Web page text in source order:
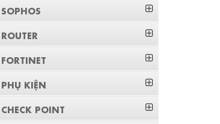
SOPHOS
ROUTER
FORTINET
PHỤ KIỆN
CHECK POINT